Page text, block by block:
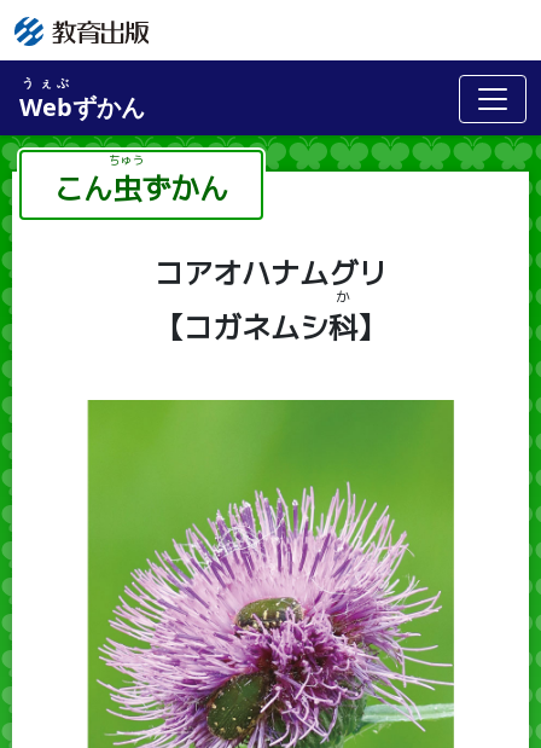
Web
うぇぶ
ずかん
こん虫ちゅう
ずかん
コアオハナムグリ
【コガネムシ科
か
】